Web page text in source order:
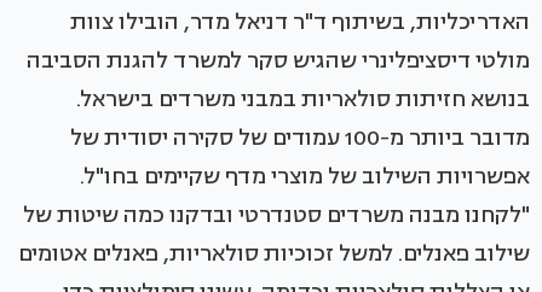
האדריכליות, בשיתוף ד"ר דניאל מדר, הובילו צוות
מולטי דיסציפלינרי שהגיש סקר למשרד להגנת הסביבה
בנושא חזיתות סולאריות במבני משרדים בישראל.
מדובר ביותר מ-100 עמודים של סקירה יסודית של
אפשרויות השילוב של מוצרי מדף שקיימים בחו"ל.
"לקחנו מבנה משרדים סטנדרטי ובדקנו כמה שיטות של
שילוב פאנלים. למשל זכוכיות סולאריות, פאנלים אטומים